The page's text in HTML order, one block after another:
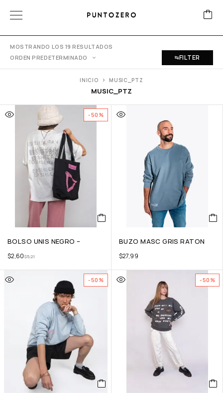
MOSTRANDO LOS 19 RESULTADOS
ORDEN PREDETERMINADO
FILTER
MUSIC_PTZ
INICIO MUSIC_PTZ
-50%
BOLSO UNIS NEGRO –
$5,21
$2,60
BUZO MASC GRIS RATON
$27,99
-50% -50%